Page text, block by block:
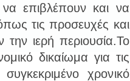
επιβλέπουν και να
τις προσευχές και
ιερή περιουσία.Το
δικαίωμα για τις
χρονικό